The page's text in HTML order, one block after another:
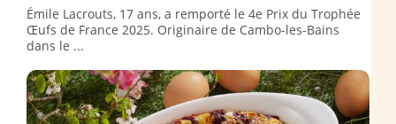
Émile Lacrouts, 17 ans, a remporté le 4e Prix du Trophée
Œufs de France 2025. Originaire de Cambo-les-Bains
dans le ...